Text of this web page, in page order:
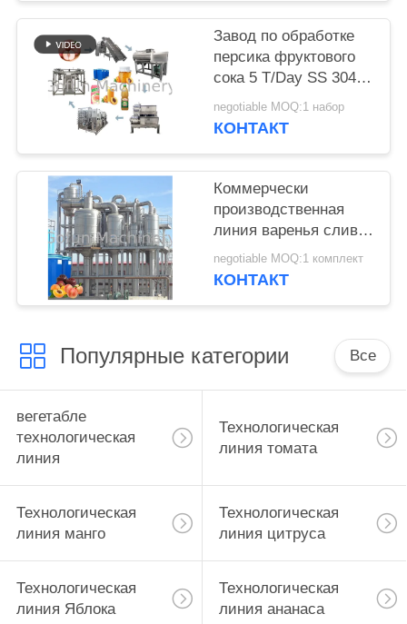
ПОЛИТИКА
КОНФИДЕНЦИАЛЬНОСТИ
Завод по обработке
персика фруктового
сока 5 T/Day SS 304
380V 220V
negotiable MOQ:1 набор
КОНТАКТ
Коммерчески
производственная
линия варенья сливы
пюра абрикоса завода
по обработке персика
negotiable MOQ:1 комплект
КОНТАКТ
Популярные категории Все
вегетабле
технологическая
линия
Технологическая
линия томата
Технологическая
линия манго
Технологическая
линия цитруса
Технологическая
линия Яблока
Технологическая
линия ананаса